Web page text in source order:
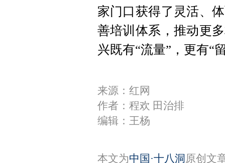
家门口获得了灵活、
善培训体系，推动更
兴既有“流量”，更有“
来源：红网
作者：程欢 田治排
编辑：王杨
本文为中国·十八洞 原创文